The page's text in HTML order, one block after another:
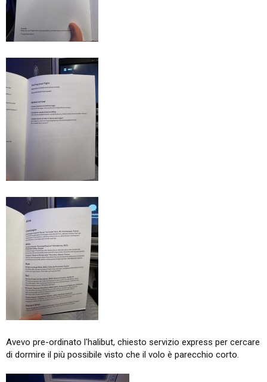
Avevo pre-ordinato l'halibut, chiesto servizio express per cercare
di dormire il più possibile visto che il volo è parecchio corto.